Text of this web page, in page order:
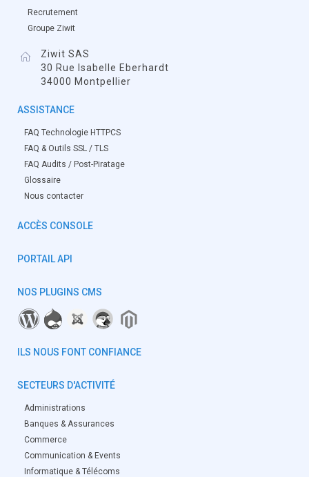
Recrutement
Groupe Ziwit
Ziwit SAS
30 Rue Isabelle Eberhardt
34000 Montpellier
ASSISTANCE
FAQ Technologie HTTPCS
FAQ & Outils SSL / TLS
FAQ Audits / Post-Piratage
Glossaire
Nous contacter
ACCÈS CONSOLE
PORTAIL API
NOS PLUGINS CMS
ILS NOUS FONT CONFIANCE
SECTEURS D'ACTIVITÉ
Administrations
Banques & Assurances
Commerce
Communication & Events
Informatique & Télécoms